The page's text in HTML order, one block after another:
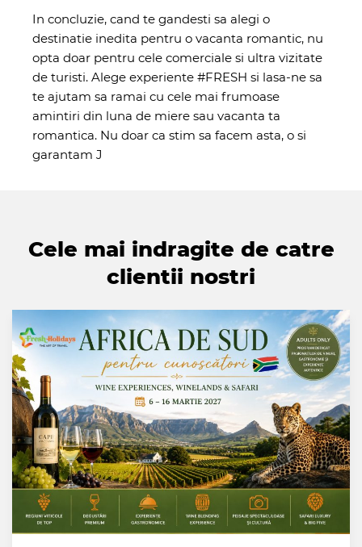
In concluzie, cand te gandesti sa alegi o
destinatie inedita pentru o vacanta romantic, nu
opta doar pentru cele comerciale si ultra vizitate
de turisti. Alege experiente #FRESH si lasa-ne sa
te ajutam sa ramai cu cele mai frumoase
amintiri din luna de miere sau vacanta ta
romantica. Nu doar ca stim sa facem asta, o si
garantam J
Cele mai indragite de catre
clientii nostri